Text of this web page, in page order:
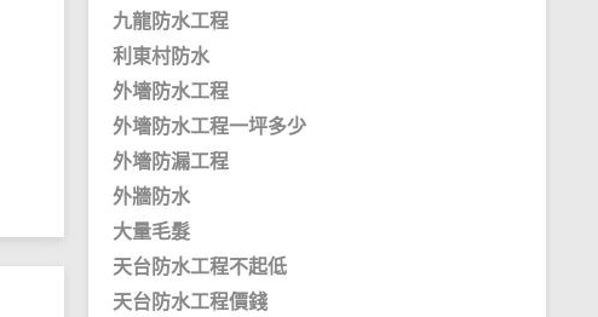
九龍防水工程
利東村防水
外墻防水工程
外墻防水工程一坪多少
外墻防漏工程
外牆防水
大量毛髮
天台防水工程不起低
天台防水工程價錢